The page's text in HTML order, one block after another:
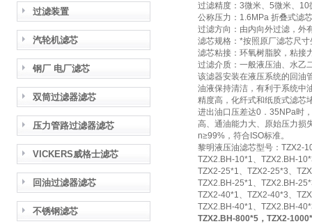
过滤装置
汽轮机滤芯
钢厂 电厂滤芯
双筒过滤器滤芯
压力管路过滤器滤芯
VICKERS威格士滤芯
回油过滤器滤芯
不锈钢滤芯
过滤精度：3微米、5微米、
公称压力：1.6MPa 折叠式滤芯
过滤方向：由内向外过滤，外
滤芯规格：*按照原厂滤芯尺
滤芯粘接：环氧树脂胶，粘接
过滤介质：一般液压油、水乙
该滤器安装在液压系统的回油
油液保持清洁，有利于系统中
精度高，化纤式和纸质式滤芯
进出油口压差达0．35NPa时
高、通油能力大、原始压力损
n≥99%，符合ISO标准。
黎明液压油滤芯型号：TZX2-
TZX2.BH-10*1、TZX2.BH-
TZX2-25*1、TZX2-25*3、
TZX2.BH-25*1、TZX2.BH-
TZX2-40*1、TZX2-40*3、
TZX2.BH-40*1、TZX2.BH-
TZX2.BH-800*5，TZX2-